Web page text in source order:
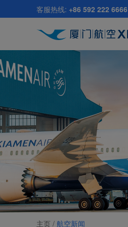
至
内
容
客服热线: +86 592 222 6666
主页 / 航空新闻